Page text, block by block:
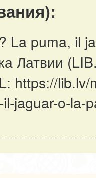
La puma, il
Латвии
https://
jaguar-o-la-